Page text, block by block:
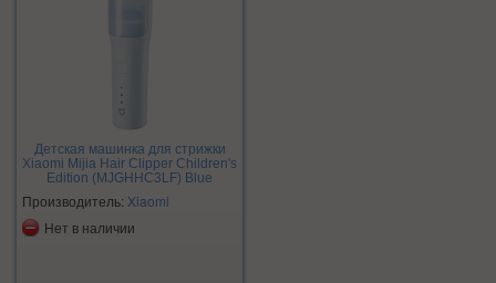
Детская машинка для стрижки
Xiaomi Mijia Hair Clipper Children's
Edition (MJGHHC3LF) Blue
Производитель: Xiaomi
Нет в наличии